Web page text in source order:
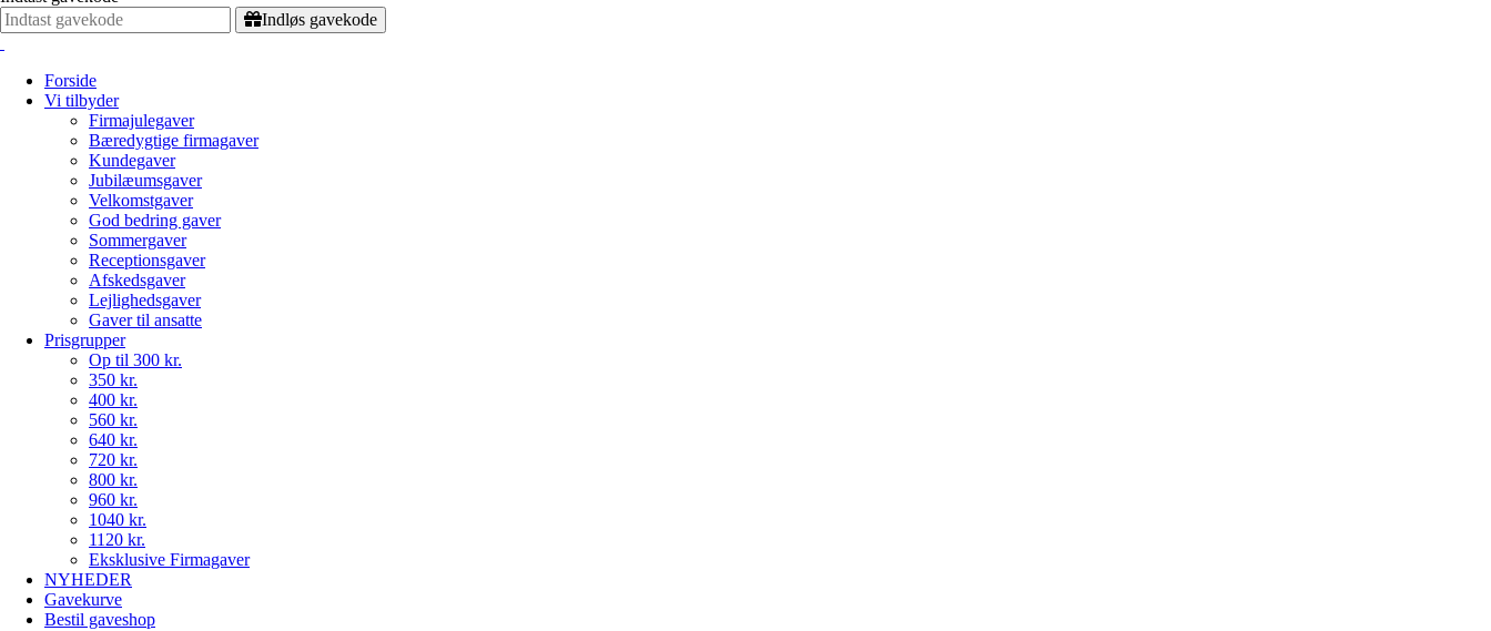
Indløs gavekode
Forside
Vi tilbyder
Firmajulegaver
Bæredygtige firmagaver
Kundegaver
Jubilæumsgaver
Velkomstgaver
God bedring gaver
Sommergaver
Receptionsgaver
Afskedsgaver
Lejlighedsgaver
Gaver til ansatte
Prisgrupper
Op til 300 kr.
350 kr.
400 kr.
560 kr.
640 kr.
720 kr.
800 kr.
960 kr.
1040 kr.
1120 kr.
Eksklusive Firmagaver
NYHEDER
Gavekurve
Bestil gaveshop